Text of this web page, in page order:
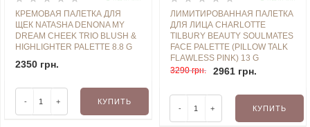
КРЕМОВАЯ ПАЛЕТКА ДЛЯ
ЩЕК NATASHA DENONA MY
DREAM CHEEK TRIO BLUSH &
HIGHLIGHTER PALETTE 8.8 G
2350 грн.
- + КУПИТЬ
ЛИМИТИРОВАННАЯ ПАЛЕТКА
ДЛЯ ЛИЦА CHARLOTTE
TILBURY BEAUTY SOULMATES
FACE PALETTE (PILLOW TALK
FLAWLESS PINK) 13 G
3290 грн.
2961 грн.
- + КУПИТЬ